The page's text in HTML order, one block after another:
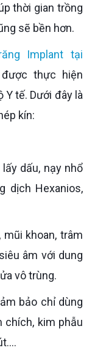
thời gian trồng
sẽ bền hơn.
Implant tại
thực hiện
tế. Dưới đây là
kín:
dịch Hexanios,
âm với dung
vô trùng.
chích, kim phẫu